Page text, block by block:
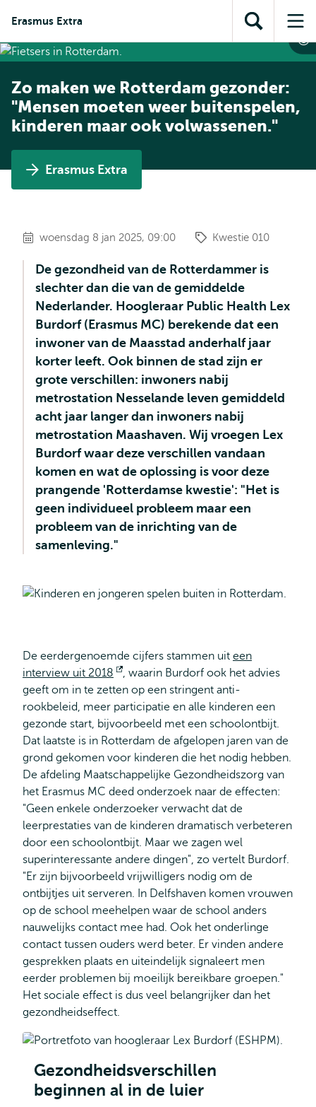
inhoud
Direct naar
subnavigatie
Erasmus Extra
Toon
zoekveld
Zo maken we Rotterdam gezonder:
"Mensen moeten weer buitenspelen,
kinderen maar ook volwassenen."
Erasmus Extra
woensdag 8 jan 2025, 09:00 Kwestie 010
De gezondheid van de Rotterdammer is
slechter dan die van de gemiddelde
Nederlander. Hoogleraar Public Health Lex
Burdorf (Erasmus MC) berekende dat een
inwoner van de Maasstad anderhalf jaar
korter leeft. Ook binnen de stad zijn er
grote verschillen: inwoners nabij
metrostation Nesselande leven gemiddeld
acht jaar langer dan inwoners nabij
metrostation Maashaven. Wij vroegen Lex
Burdorf waar deze verschillen vandaan
komen en wat de oplossing is voor deze
prangende 'Rotterdamse kwestie': "Het is
geen individueel probleem maar een
probleem van de inrichting van de
samenleving."
De eerdergenoemde cijfers stammen uit een
interview uit 2018
Opent
extern
, waarin Burdorf ook het advies
geeft om in te zetten op een stringent anti-
rookbeleid, meer participatie en alle kinderen een
gezonde start, bijvoorbeeld met een schoolontbijt.
Dat laatste is in Rotterdam de afgelopen jaren van de
grond gekomen voor kinderen die het nodig hebben.
De afdeling Maatschappelijke Gezondheidszorg van
het Erasmus MC deed onderzoek naar de effecten:
"Geen enkele onderzoeker verwacht dat de
leerprestaties van de kinderen dramatisch verbeteren
door een schoolontbijt. Maar we zagen wel
superinteressante andere dingen", zo vertelt Burdorf.
"Er zijn bijvoorbeeld vrijwilligers nodig om de
ontbijtjes uit serveren. In Delfshaven komen vrouwen
op de school meehelpen waar de school anders
nauwelijks contact mee had. Ook het onderlinge
contact tussen ouders werd beter. Er vinden andere
gesprekken plaats en uiteindelijk signaleert men
eerder problemen bij moeilijk bereikbare groepen."
Het sociale effect is dus veel belangrijker dan het
gezondheidseffect.
Gezondheidsverschillen
beginnen al in de luier